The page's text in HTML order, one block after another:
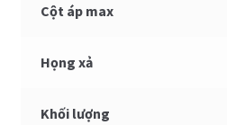
Cột áp max
Họng xả
Khối lượng